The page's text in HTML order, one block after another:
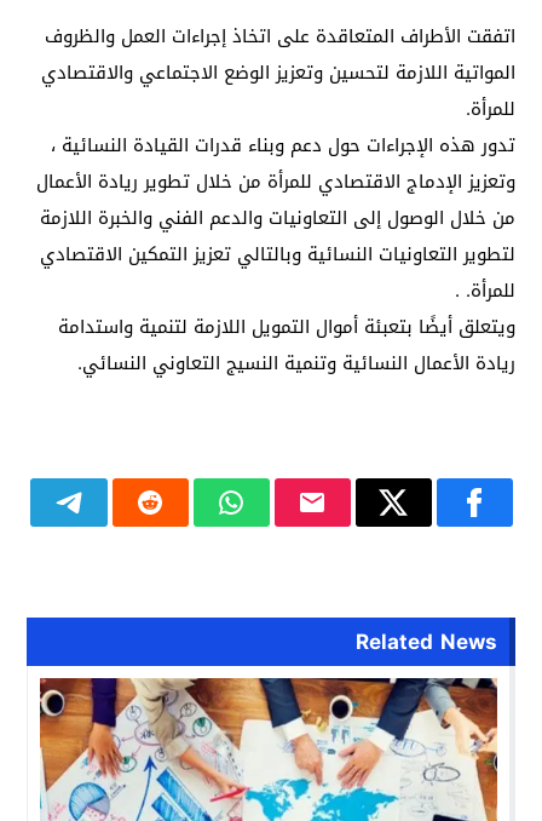
اتفقت الأطراف المتعاقدة على اتخاذ إجراءات العمل والظروف
المواتية اللازمة لتحسين وتعزيز الوضع الاجتماعي والاقتصادي
للمرأة.
تدور هذه الإجراءات حول دعم وبناء قدرات القيادة النسائية ،
وتعزيز الإدماج الاقتصادي للمرأة من خلال تطوير ريادة الأعمال
من خلال الوصول إلى التعاونيات والدعم الفني والخبرة اللازمة
لتطوير التعاونيات النسائية وبالتالي تعزيز التمكين الاقتصادي
للمرأة. .
ويتعلق أيضًا بتعبئة أموال التمويل اللازمة لتنمية واستدامة
ريادة الأعمال النسائية وتنمية النسيج التعاوني النسائي.
Related News